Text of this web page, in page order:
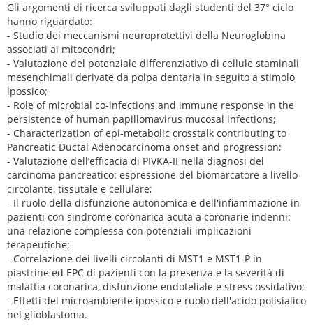
Gli argomenti di ricerca sviluppati dagli studenti del 37° ciclo
hanno riguardato:
- Studio dei meccanismi neuroprotettivi della Neuroglobina
associati ai mitocondri;
- Valutazione del potenziale differenziativo di cellule staminali
mesenchimali derivate da polpa dentaria in seguito a stimolo
ipossico;
- Role of microbial co-infections and immune response in the
persistence of human papillomavirus mucosal infections;
- Characterization of epi-metabolic crosstalk contributing to
Pancreatic Ductal Adenocarcinoma onset and progression;
- Valutazione dell’efficacia di PIVKA-II nella diagnosi del
carcinoma pancreatico: espressione del biomarcatore a livello
circolante, tissutale e cellulare;
- Il ruolo della disfunzione autonomica e dell'infiammazione in
pazienti con sindrome coronarica acuta a coronarie indenni:
una relazione complessa con potenziali implicazioni
terapeutiche;
- Correlazione dei livelli circolanti di MST1 e MST1-P in
piastrine ed EPC di pazienti con la presenza e la severità di
malattia coronarica, disfunzione endoteliale e stress ossidativo;
- Effetti del microambiente ipossico e ruolo dell'acido polisialico
nel glioblastoma.